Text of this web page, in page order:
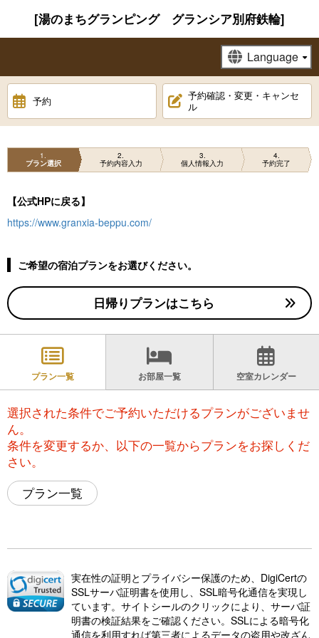
[湯のまちグランピング グランシア別府鉄輪]
予約
予約確認・変更・キャンセ
ル
1
プラン選択
2
予約内容入力
3
個人情報入力
4
予約完了
【公式HPに戻る】
https://www.granxia-beppu.com/
ご希望の宿泊プランをお選びください。
日帰りプランはこちら
プラン一覧 お部屋一覧 空室カレンダー
選択された条件でご予約いただけるプランがございませ
ん。
条件を変更するか、以下の一覧からプランをお探しくだ
さい。
プラン一覧
実在性の証明とプライバシー保護のため、DigiCertの
SSLサーバ証明書を使用し、SSL暗号化通信を実現し
ています。サイトシールのクリックにより、サーバ証
明書の検証結果をご確認ください。SSLによる暗号化
通信を利用すれば第三者によるデータの盗用や改ざん